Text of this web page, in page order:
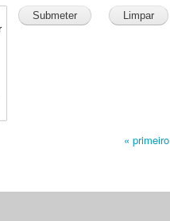
« primeiro